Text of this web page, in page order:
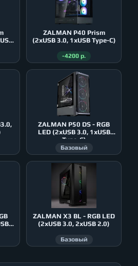
ZALMAN P40 Prism
(2xUSB 3.0, 1xUSB Type-C)
-4200 р.
ZALMAN P50 DS - RGB
LED (2xUSB 3.0, 1xUSB
Type-C)
Базовый
ZALMAN X3 BL - RGB LED
(2xUSB 3.0, 2xUSB 2.0)
Базовый